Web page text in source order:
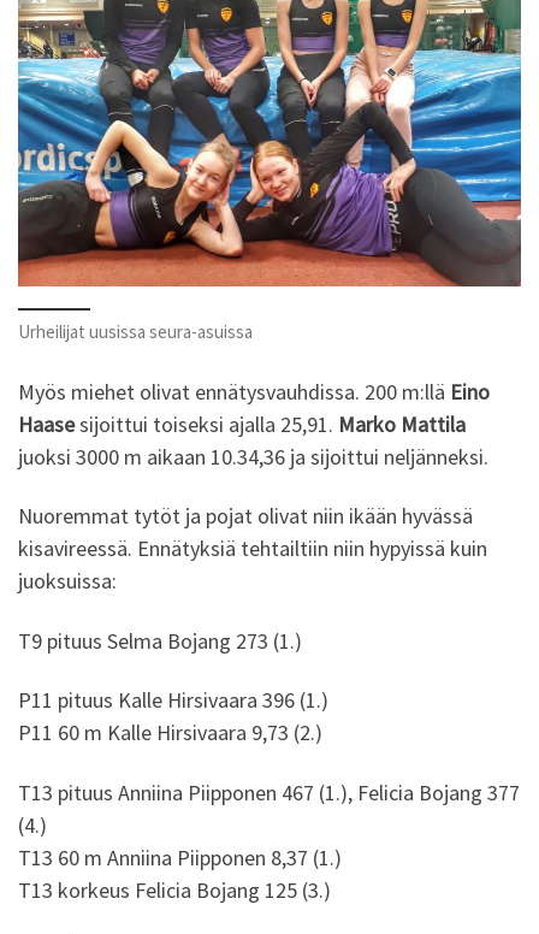
Urheilijat uusissa seura-asuissa
Myös miehet olivat ennätysvauhdissa. 200 m:llä Eino
Haasesijoittui toiseksi ajalla 25,91. Marko Mattila
juoksi 3000 m aikaan 10.34,36 ja sijoittui neljänneksi.
Nuoremmat tytöt ja pojat olivat niin ikään hyvässä
kisavireessä. Ennätyksiä tehtailtiin niin hypyissä kuin
juoksuissa:
T9 pituus Selma Bojang 273 (1.)
P11 pituus Kalle Hirsivaara 396 (1.)
P11 60 m Kalle Hirsivaara 9,73 (2.)
T13 pituus Anniina Piipponen 467 (1.), Felicia Bojang 377
(4.)
T13 60 m Anniina Piipponen 8,37 (1.)
T13 korkeus Felicia Bojang 125 (3.)